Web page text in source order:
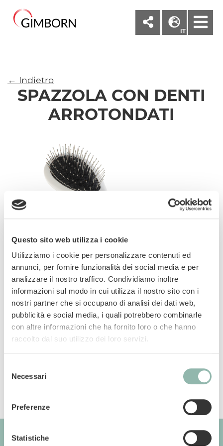
Questo sito web utilizza i cookie
Utilizziamo i cookie per personalizzare contenuti ed
annunci, per fornire funzionalità dei social media e per
analizzare il nostro traffico. Condividiamo inoltre
informazioni sul modo in cui utilizza il nostro sito con i
nostri partner che si occupano di analisi dei dati web,
pubblicità e social media, i quali potrebbero combinarle
con altre informazioni che ha fornito loro o che hanno
raccolto dal suo utilizzo dei loro servizi.
delNecessari
Preferenze
Statistiche
IT
← Indietro
SPAZZOLA CON DENTI
ARROTONDATI
Impugnatura anti-scivolo, speciale peli lunghi
Manuali
Codice articolo: 57510BVL